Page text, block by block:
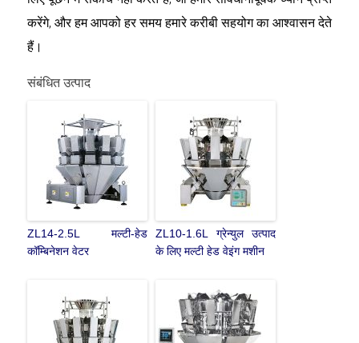
करेंगे, और हम आपको हर समय हमारे करीबी सहयोग का आश्वासन देते
हैं।
संबंधित उत्पाद
ZL14-2.5L मल्टी-हेड
कॉम्बिनेशन वेटर
ZL10-1.6L ग्रेन्युल उत्पाद
के लिए मल्टी हेड वेइंग मशीन